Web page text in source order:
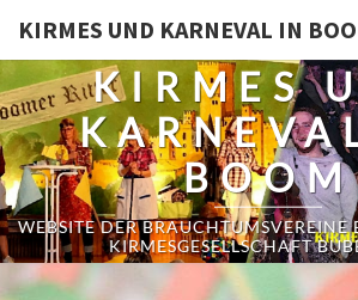
KIRMES UND KARNEVAL IN
KIRMES
BOOM
WEBSITE DER BRAUCHTUMSVEREINE
KIRMESGESELLSCHAFT